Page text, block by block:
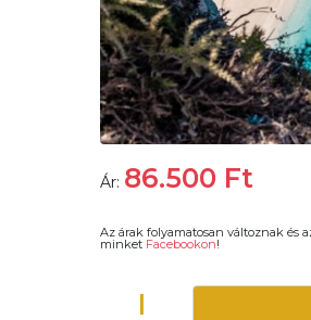
Ár: 86.500 Ft
Az árak folyamatosan változnak és
minket Facebookon!
!